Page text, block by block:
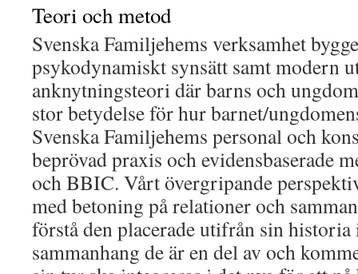
Teori och metod
Svenska Familjehems verksamhet
psykodynamiskt synsätt samt modern
anknytningsteori där barns och
stor betydelse för hur barnet/
Svenska Familjehems personal och
beprövad praxis och evidensbaserade
och BBIC. Vårt övergripande
med betoning på relationer och
förstå den placerade utifrån sin
sammanhang de är en del av och